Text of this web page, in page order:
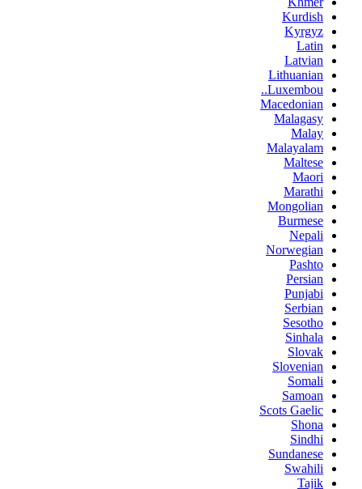
Kurdish
Kyrgyz
Latin
Latvian
Lithuanian
Luxembou..
Macedonian
Malagasy
Malay
Malayalam
Maltese
Maori
Marathi
Mongolian
Burmese
Nepali
Norwegian
Pashto
Persian
Punjabi
Serbian
Sesotho
Sinhala
Slovak
Slovenian
Somali
Samoan
Scots Gaelic
Shona
Sindhi
Sundanese
Swahili
Tajik